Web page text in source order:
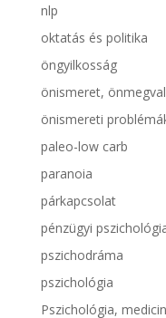
nlp
oktatás és politika
öngyilkosság
önismeret,
önismereti
paleo-low carb
paranoia
párkapcsolat
pénzügyi
pszichodráma
pszichológia
Pszichológia,